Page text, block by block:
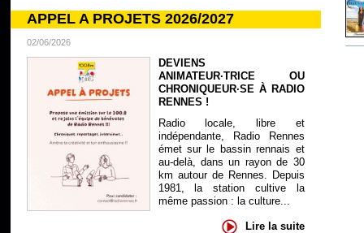
APPEL A PROJETS 2026/2027
02/06/2026
DEVIENS
ANIMATEUR·TRICE OU
CHRONIQUEUR·SE À RADIO
RENNES !
Radio locale, libre et
indépendante, Radio Rennes
émet sur le bassin rennais et
au-delà, dans un rayon de 30
km autour de Rennes. Depuis
1981, la station cultive la
même passion : la culture...
Lire la suite